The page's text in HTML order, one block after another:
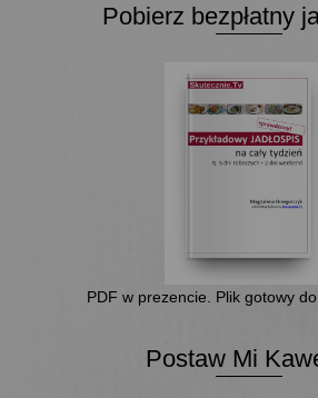
Pobierz bezpłatny
PDF w prezencie. Plik gotowy
Postaw Mi